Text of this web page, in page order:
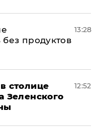
продуктов
13:28
столице
Зеленского
12:52